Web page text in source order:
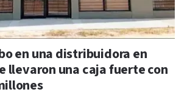
en una distribuidora en
llevaron una caja fuerte con